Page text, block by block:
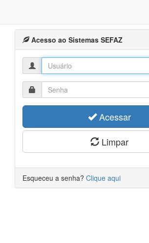
Acesso ao Sistemas SEFAZ
Acessar
Limpar
Esqueceu a senha? Clique aqui